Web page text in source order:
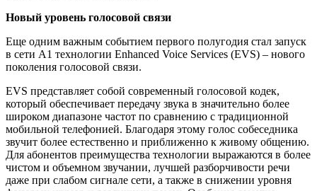
Новый уровень голосовой связи
Еще одним важным событием первого полугодия стал запуск
в сети А1 технологии Enhanced Voice Services (EVS) – нового
поколения голосовой связи.
EVS представляет собой современный голосовой кодек,
который обеспечивает передачу звука в значительно более
широком диапазоне частот по сравнению с традиционной
мобильной телефонией. Благодаря этому голос собеседника
звучит более естественно и приближенно к живому общению.
Для абонентов преимущества технологии выражаются в более
чистом и объемном звучании, лучшей разборчивости речи
даже при слабом сигнале сети, а также в снижении уровня